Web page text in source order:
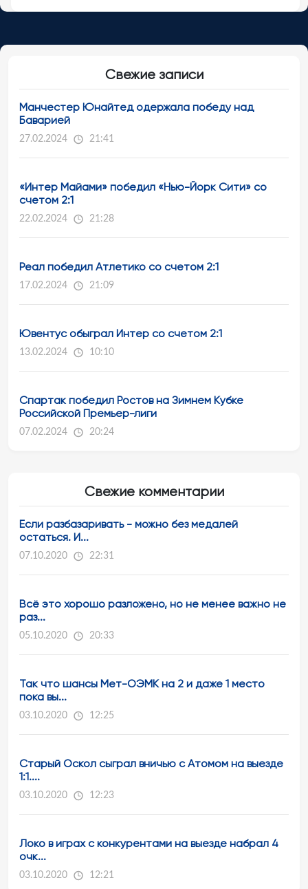
Свежие записи
Манчестер Юнайтед одержала победу над
Баварией
27.02.2024 21:41
«Интер Майами» победил «Нью-Йорк Сити» со
счетом 2:1
22.02.2024 21:28
Реал победил Атлетико со счетом 2:1
17.02.2024 21:09
Ювентус обыграл Интер со счетом 2:1
13.02.2024 10:10
Спартак победил Ростов на Зимнем Кубке
Российской Премьер-лиги
07.02.2024 20:24
Свежие комментарии
Если разбазаривать - можно без медалей
остаться. И...
07.10.2020 22:31
Всё это хорошо разложено, но не менее важно не
раз...
05.10.2020 20:33
Так что шансы Мет-ОЭМК на 2 и даже 1 место
пока вы...
03.10.2020 12:25
Старый Оскол сыграл вничью с Атомом на выезде
1:1....
03.10.2020 12:23
Локо в играх с конкурентами на выезде набрал 4
очк...
03.10.2020 12:21